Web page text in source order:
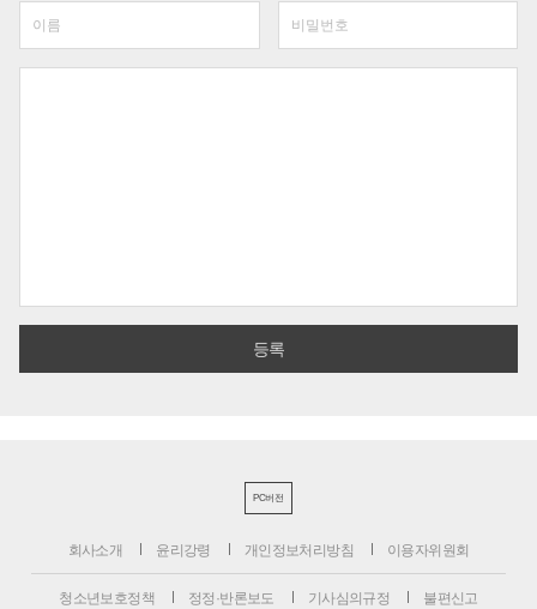
PC버전
회사소개 윤리강령 개인정보처리방침 이용자위원회
청소년보호정책 정정·반론보도 기사심의규정 불편신고